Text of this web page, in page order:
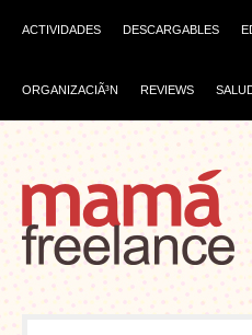
ACTIVIDADES DESCARGABLES
ORGANIZACIÃ³N REVIEWS